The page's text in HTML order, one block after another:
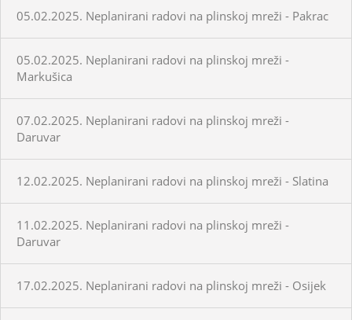
05.02.2025. Neplanirani radovi na plinskoj mreži - Pakrac
05.02.2025. Neplanirani radovi na plinskoj mreži -
Markušica
07.02.2025. Neplanirani radovi na plinskoj mreži -
Daruvar
12.02.2025. Neplanirani radovi na plinskoj mreži - Slatina
11.02.2025. Neplanirani radovi na plinskoj mreži -
Daruvar
17.02.2025. Neplanirani radovi na plinskoj mreži - Osijek